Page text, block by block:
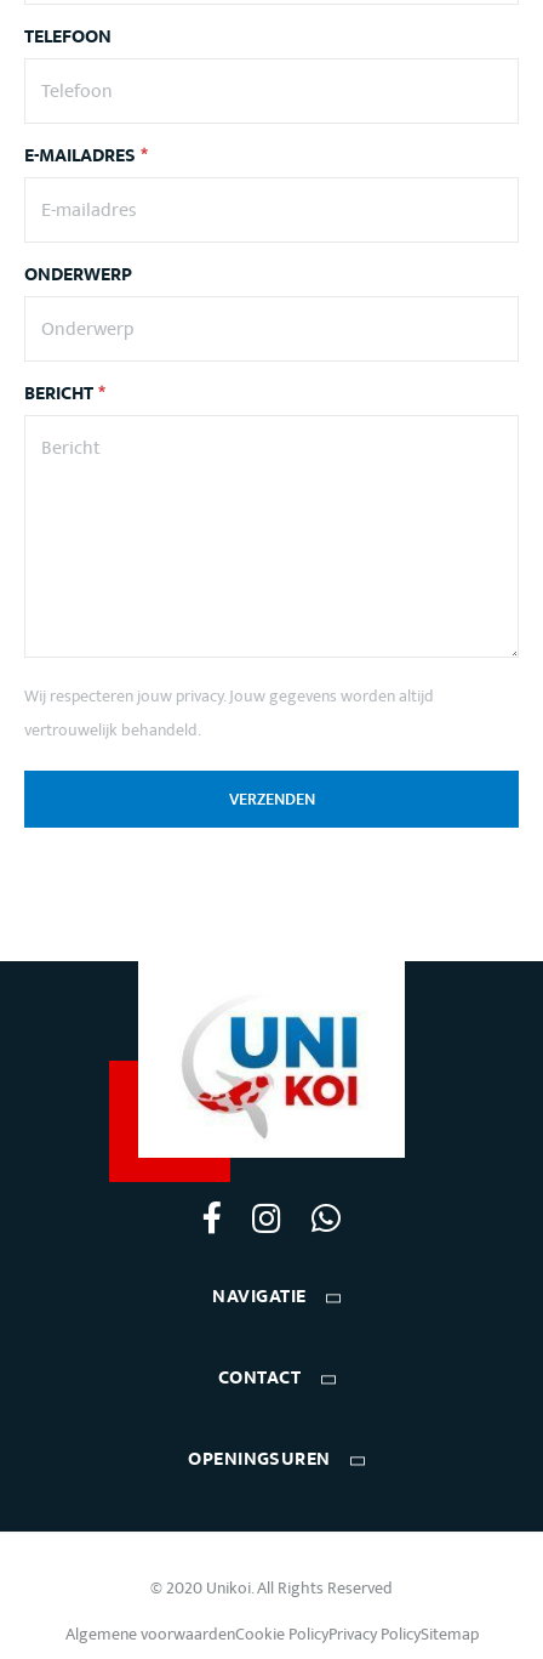
TELEFOON
E-MAILADRES*
ONDERWERP
BERICHT*
Wij respecteren jouw privacy. Jouw gegevens worden altijd
vertrouwelijk behandeld.
VERZENDEN
NAVIGATIE
CONTACT
OPENINGSUREN
© 2020 Unikoi. All Rights Reserved
Algemene voorwaardenCookie PolicyPrivacy PolicySitemap